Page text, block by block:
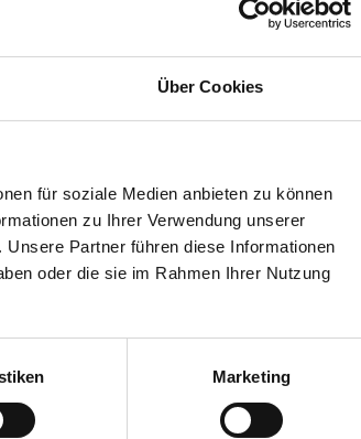
Über Cookies
für soziale Medien anbieten zu können
zu Ihrer Verwendung unserer
Partner führen diese Informationen
oder die sie im Rahmen Ihrer Nutzung
Marketing